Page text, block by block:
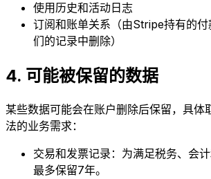
使用历史和活动日志
订阅和账单关系（由Stripe持有的
们的记录中删除）
4. 可能被保留的数据
某些数据可能会在账户删除后保留，具体
法的业务需求：
交易和发票记录：为满足税务、会计
最多保留7年。